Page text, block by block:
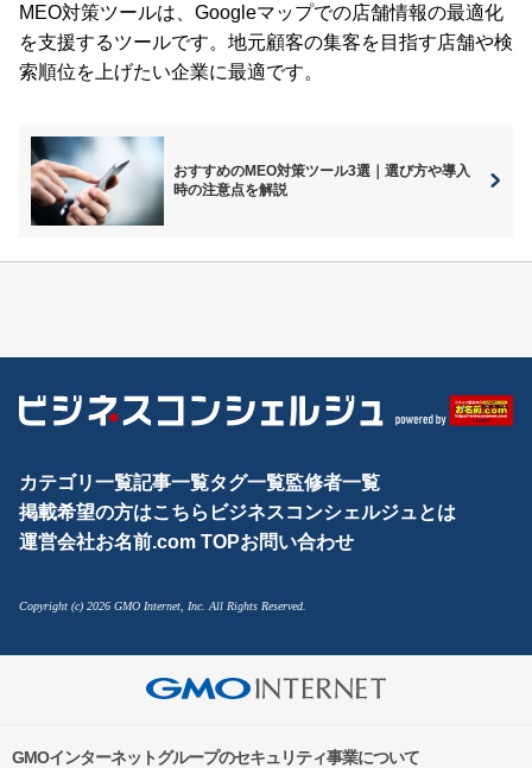
MEO対策ツールは、Googleマップでの店舗情報の最適化
を支援するツールです。地元顧客の集客を目指す店舗や検
索順位を上げたい企業に最適です。
おすすめのMEO対策ツール3選｜選び方や導入
時の注意点を解説
カテゴリ一覧記事一覧タグ一覧監修者一覧
掲載希望の方はこちら ビジネスコンシェルジュとは
運営会社お名前.com TOPお問い合わせ
Copyright (c) 2026 GMO Internet, Inc. All Rights Reserved.
GMOインターネットグループのセキュリティ事業について